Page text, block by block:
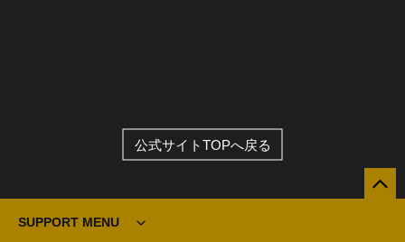
公式サイトTOPへ戻る
SUPPORT MENU